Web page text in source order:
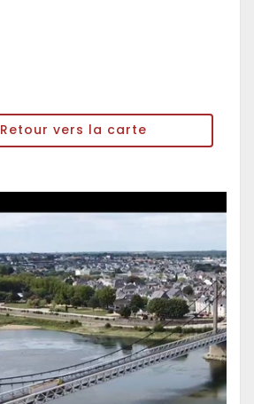
Retour vers la carte